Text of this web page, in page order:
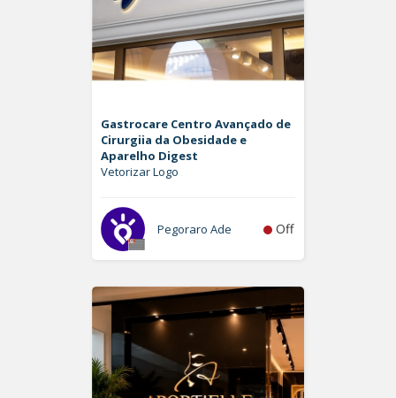
Gastrocare Centro Avançado de
Cirurgiia da Obesidade e
Aparelho Digest
Vetorizar Logo
Pegoraro Ade Off